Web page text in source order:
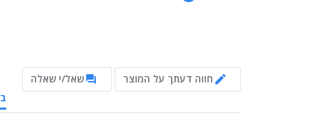
חווה דעתך על המוצר
שאל/י שאלה